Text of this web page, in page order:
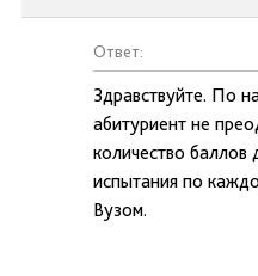
Ответ:
Здравствуйте. По
абитуриент не
количество баллов
испытания по
Вузом.